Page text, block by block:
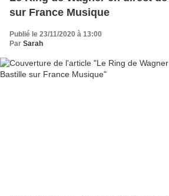
sur France Musique
Publié le 23/11/2020 à 13:00
Par Sarah